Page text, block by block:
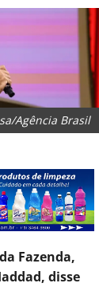
Agência Brasil
Fazenda,
disse